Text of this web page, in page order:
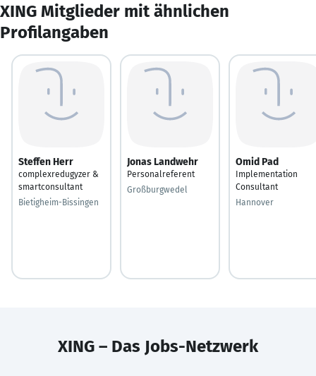
XING Mitglieder mit ähnlichen
Profilangaben
Steffen Herr
complexredugyzer &
smartconsultant
Bietigheim-Bissingen
Jonas Landwehr
Personalreferent
Großburgwedel
Omid Pad
Implementation
Consultant
Hannover
XING – Das Jobs-Netzwerk